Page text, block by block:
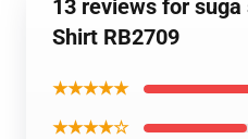
13 reviews for suga
Shirt RB2709
★★★★★
★★★★☆